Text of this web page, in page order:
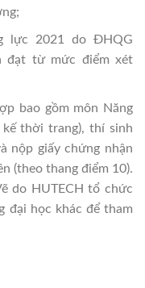
lực 2021 do ĐHQG
đạt từ mức điểm xét
bao gồm môn Năng
kế thời trang), thí sinh
nộp giấy chứng nhận
(theo thang điểm 10).
do HUTECH tổ chức
đại học khác để tham